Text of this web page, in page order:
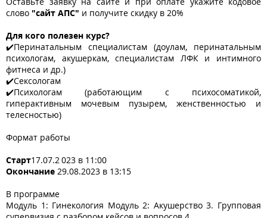
слово "сайт АПС" и получите скидку в 20%
Для кого полезен курс?
✔️Перинатальным специалистам (доулам, перинатальным
психологам, акушеркам, специалистам ЛФК и интимного
фитнеса и др.)
✔️Сексологам
✔️Психологам (работающим с психосоматикой,
гиперактивным мочевым пузырем, женственностью и
телесностью)
Формат работы
Старт17.07.2 023 в 11:00
Окончание 29.08.2023 в 13:15
В программе
Модуль 1: Гинекология Модуль 2: Акушерство 3. Групповая